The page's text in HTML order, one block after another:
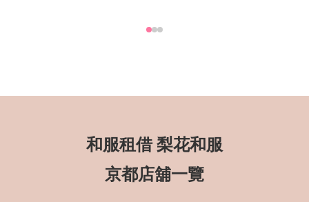
和服租借 梨花和服
京都店舖一覽